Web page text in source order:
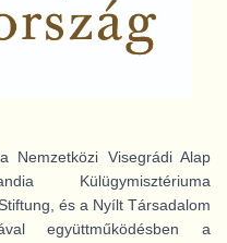
Nemzetközi Visegrádi Alap
Külügymisztériuma
és a Nyílt Társadalom
együttműködésben a